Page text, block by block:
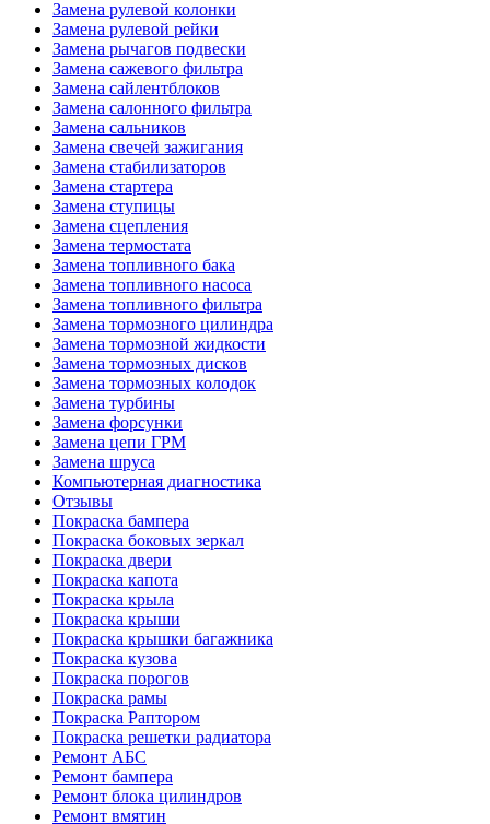
Замена рулевой колонки
Замена рулевой рейки
Замена рычагов подвески
Замена сажевого фильтра
Замена сайлентблоков
Замена салонного фильтра
Замена сальников
Замена свечей зажигания
Замена стабилизаторов
Замена стартера
Замена ступицы
Замена сцепления
Замена термостата
Замена топливного бака
Замена топливного насоса
Замена топливного фильтра
Замена тормозного цилиндра
Замена тормозной жидкости
Замена тормозных дисков
Замена тормозных колодок
Замена турбины
Замена форсунки
Замена цепи ГРМ
Замена шруса
Компьютерная диагностика
Отзывы
Покраска бампера
Покраска боковых зеркал
Покраска двери
Покраска капота
Покраска крыла
Покраска крыши
Покраска крышки багажника
Покраска кузова
Покраска порогов
Покраска рамы
Покраска Раптором
Покраска решетки радиатора
Ремонт АБС
Ремонт бампера
Ремонт блока цилиндров
Ремонт вмятин